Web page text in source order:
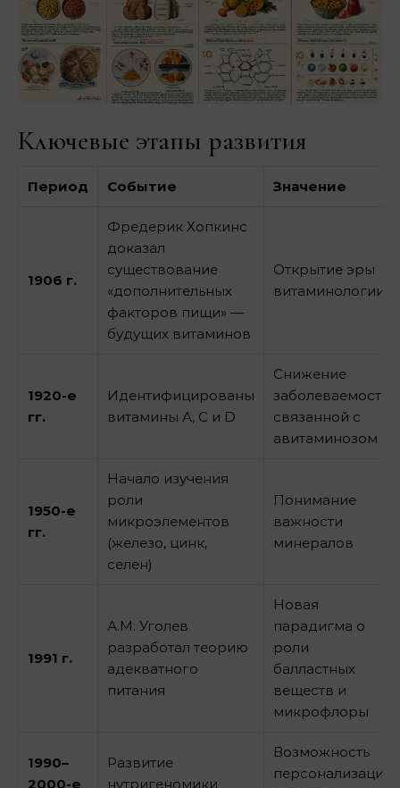
Ключевые этапы развития
Период Событие Значение
1906 г.
Фредерик Хопкинс
доказал
существование
«дополнительных
факторов пищи» —
будущих витаминов
Открытие эры
витаминологии
1920-е
гг.
Идентифицированы
витамины А, С и D
Снижение
заболеваемости,
связанной с
авитаминозом
1950-е
гг.
Начало изучения
роли
микроэлементов
(железо, цинк,
селен)
Понимание
важности
минералов
1991 г.
А.М. Уголев
разработал теорию
адекватного
питания
Новая
парадигма о
роли
балластных
веществ и
микрофлоры
1990–
2000-е
Развитие
нутригеномики
Возможность
персонализации